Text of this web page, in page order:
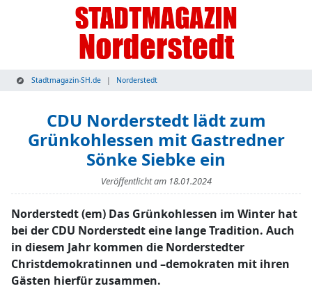
Stadtmagazin-SH.de Norderstedt
CDU Norderstedt lädt zum
Grünkohlessen mit Gastredner
Sönke Siebke ein
Veröffentlicht am 18.01.2024
Norderstedt (em) Das Grünkohlessen im Winter hat
bei der CDU Norderstedt eine lange Tradition. Auch
in diesem Jahr kommen die Norderstedter
Christdemokratinnen und –demokraten mit ihren
Gästen hierfür zusammen.